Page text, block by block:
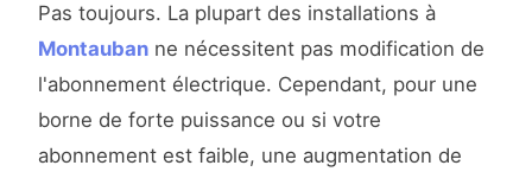
Pas toujours. La plupart des installations à
Montauban ne nécessitent pas modification de
l'abonnement électrique. Cependant, pour une
borne de forte puissance ou si votre
abonnement est faible, une augmentation de